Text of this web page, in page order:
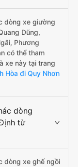
dòng xe giường
Dũng,
Phương
có thể tham
xe này tại trang
Hòa đi Quy Nhơn
dòng
từ
dòng xe ghế ngồi